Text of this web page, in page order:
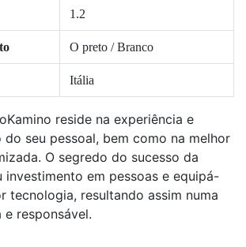
1.2
O preto / Branco
Itália
reside na experiência e
do seu pessoal, bem como na melhor
O segredo do sucesso da
investimento em pessoas e equipá-
tecnologia, resultando assim numa
responsável.